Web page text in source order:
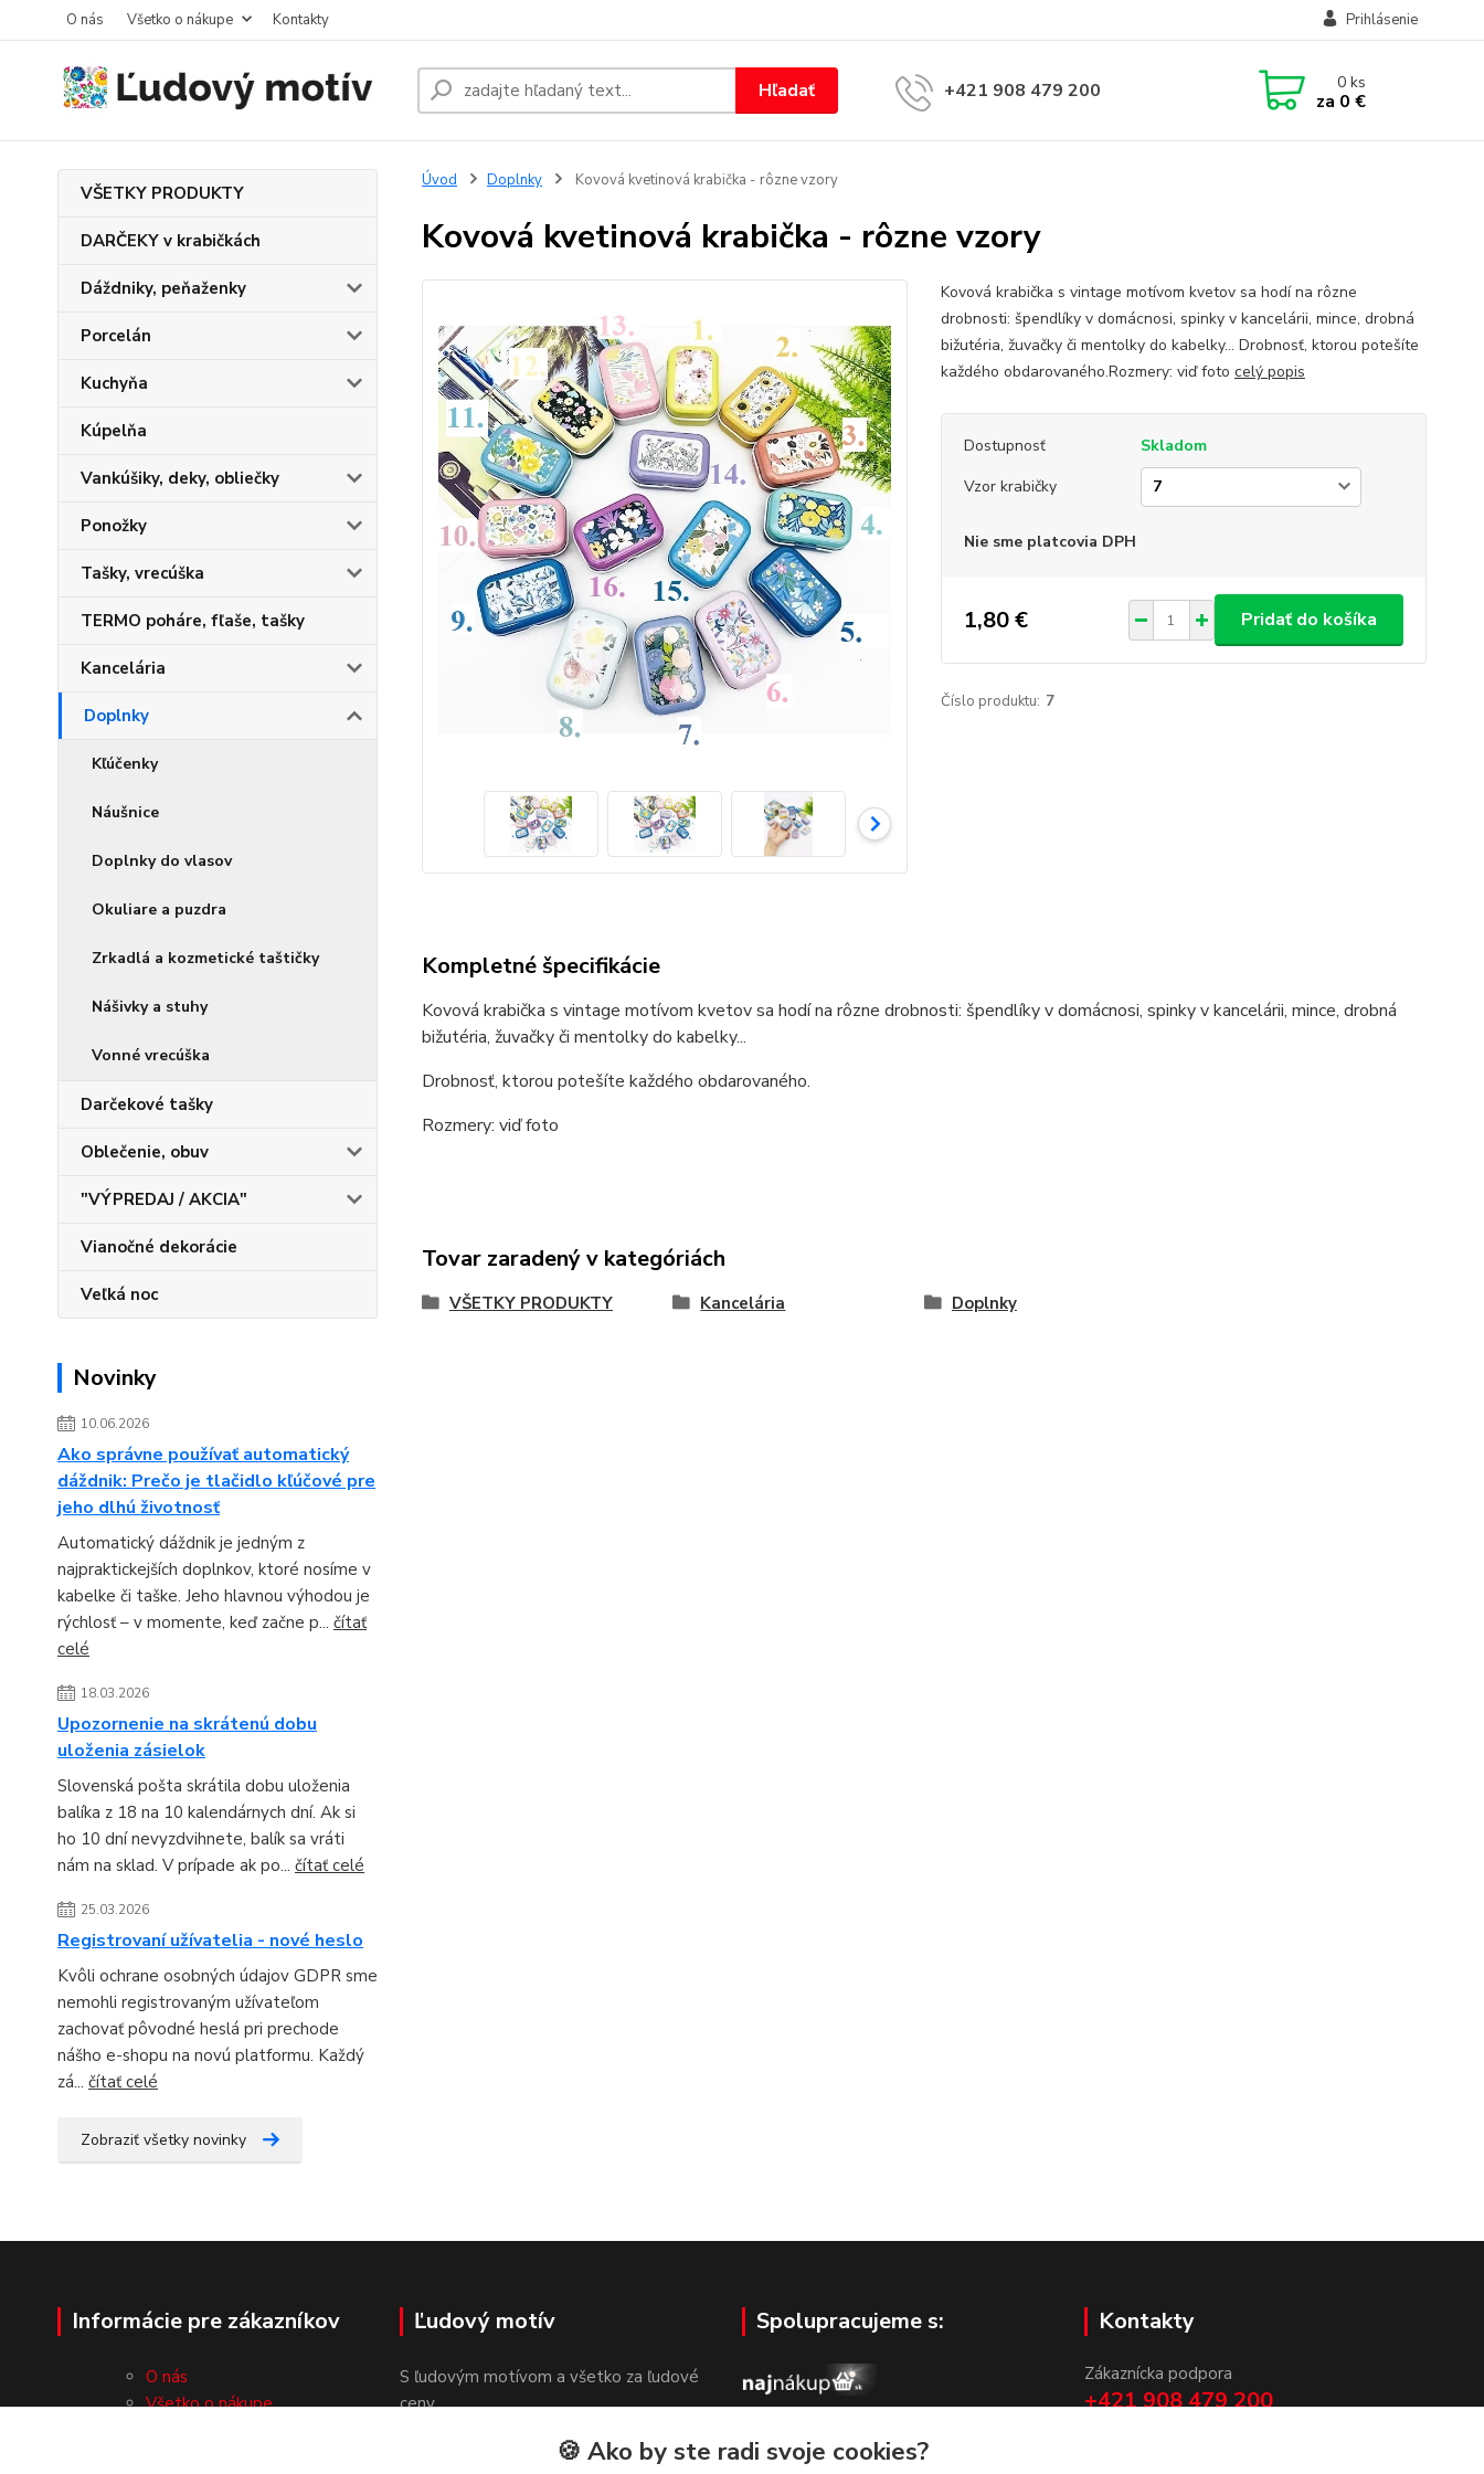
O nás Všetko o nákupe Kontakty Prihlásenie
Hľadať +421 908 479 200 0ks
za 0 €
VŠETKY PRODUKTY
DARČEKY v krabičkách
Dáždniky, peňaženky
Porcelán
Kuchyňa
Kúpelňa
Vankúšiky, deky, obliečky
Ponožky
Tašky, vrecúška
TERMO poháre, fľaše, tašky
Kancelária
Doplnky
Kľúčenky
Náušnice
Doplnky do vlasov
Okuliare a puzdra
Zrkadlá a kozmetické taštičky
Nášivky a stuhy
Vonné vrecúška
Darčekové tašky
Oblečenie, obuv
"VÝPREDAJ / AKCIA"
Vianočné dekorácie
Veľká noc
Novinky
10.06.2026
Ako správne používať automatický
dáždnik: Prečo je tlačidlo kľúčové pre
jeho dlhú životnosť
Automatický dáždnik je jedným z
najpraktickejších doplnkov, ktoré nosíme v
kabelke či taške. Jeho hlavnou výhodou je
rýchlosť – v momente, keď začne p... čítať
celé
18.03.2026
Upozornenie na skrátenú dobu
uloženia zásielok
Slovenská pošta skrátila dobu uloženia
balíka z 18 na 10 kalendárnych dní. Ak si
ho 10 dní nevyzdvihnete, balík sa vráti
nám na sklad. V prípade ak po... čítať celé
25.03.2026
Registrovaní užívatelia - nové heslo
Kvôli ochrane osobných údajov GDPR sme
nemohli registrovaným užívateľom
zachovať pôvodné heslá pri prechode
nášho e-shopu na novú platformu. Každý
zá... čítať celé
Zobraziť všetky novinky
Úvod Doplnky Kovová kvetinová krabička - rôzne vzory
Kovová kvetinová krabička - rôzne vzory
Kovová krabička s vintage motívom kvetov sa hodí na rôzne
drobnosti: špendlíky v domácnosi, spinky v kancelárii, mince, drobná
bižutéria, žuvačky či mentolky do kabelky... Drobnosť, ktorou potešíte
každého obdarovaného.Rozmery: viď foto celý popis
Dostupnosť
Skladom
Vzor krabičky
Nie sme platcovia DPH
1,80 € Pridať do košíka
Číslo produktu: 7
Kompletné špecifikácie
Kovová krabička s vintage motívom kvetov sa hodí na rôzne drobnosti: špendlíky v domácnosi, spinky v kancelárii, mince, drobná
bižutéria, žuvačky či mentolky do kabelky...
Drobnosť, ktorou potešíte každého obdarovaného.
Rozmery: viď foto
Tovar zaradený v kategóriách
VŠETKY PRODUKTY Kancelária Doplnky
Informácie pre zákazníkov
O nás
Všetko o nákupe
Ľudový motív
S ľudovým motívom a všetko za ľudové
ceny.
Spolupracujeme s: Kontakty
Zákaznícka podpora
+421 908 479 200
🍪 Ako by ste radi svoje cookies?